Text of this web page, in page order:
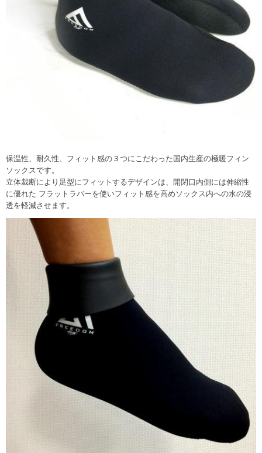
保温性、耐久性、フィット感の３つにこだわった国内生産の極暖フィン
ソックスです。
立体裁断により足型にフィットするデザインは、開閉口内側には伸縮性
に優れた フラットラバーを使いフィット感を高めソックス内への水の浸
透を軽減させます。